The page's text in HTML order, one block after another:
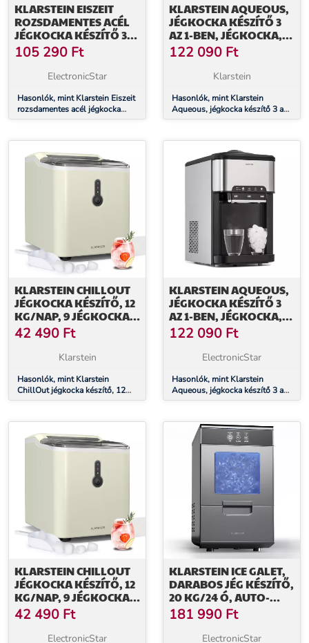
KLARSTEIN EISZEIT
ROZSDAMENTES ACÉL
JÉGKOCKA KÉSZÍTŐ 3
JÉGKOCKA MÉRET
EZÜST
105 290 Ft
ElectronicStar
Hasonlók, mint Klarstein Eiszeit
rozsdamentes acél jégkocka
készítő 3 jégkocka méret ezüst
KLARSTEIN AQUEOUS,
JÉGKOCKA KÉSZÍTŐ 3
AZ 1-BEN, JÉGKOCKA,
20 KG/24 H,
VÍZADAGOLÓ: HIDEG ÉS
122 090 Ft
Klarstein
Hasonlók, mint Klarstein
Aqueous, jégkocka készítő 3 az
1-ben, jégkocka, 20 kg/24 h,
KLARSTEIN CHILLOUT
JÉGKOCKA KÉSZÍTŐ, 12
KG/NAP, 9 JÉGKOCKA 8
PERC ALATT, 120 W,
VÍZTARTÁLY
42 490 Ft
Klarstein
Hasonlók, mint Klarstein
ChillOut jégkocka készítő, 12
kg/nap, 9 jégkocka 8 perc alatt,
KLARSTEIN AQUEOUS,
JÉGKOCKA KÉSZÍTŐ 3
AZ 1-BEN, JÉGKOCKA,
20 KG/24 H,
VÍZADAGOLÓ: HIDEG ÉS
MELEG
122 090 Ft
ElectronicStar
Hasonlók, mint Klarstein
Aqueous, jégkocka készítő 3 az
1-ben, jégkocka, 20 kg/24 h,
KLARSTEIN CHILLOUT
JÉGKOCKA KÉSZÍTŐ, 12
KG/NAP, 9 JÉGKOCKA 8
PERC ALATT, 120 W,
VÍZTARTÁLY
42 490 Ft
ElectronicStar
KLARSTEIN ICE GALET,
DARABOS JÉG KÉSZÍTŐ,
20 KG/24 Ó, AUTO-
CLEAN, 2,2 LITERES
VÍZTARTÁLY
181 990 Ft
ElectronicStar